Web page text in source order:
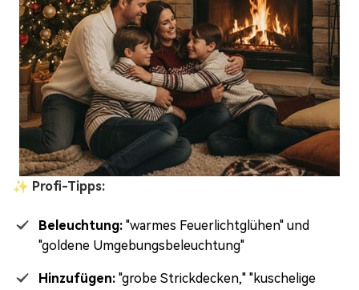
✨ Profi-Tipps:
Beleuchtung: "warmes Feuerlichtglühen" und
"goldene Umgebungsbeleuchtung"
Hinzufügen: "grobe Strickdecken," "kuschelige